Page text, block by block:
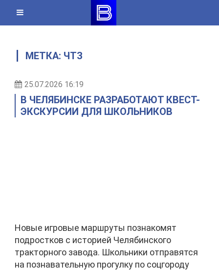
content
МЕТКА: ЧТЗ
25.07.2026 16:19
В ЧЕЛЯБИНСКЕ РАЗРАБОТАЮТ КВЕСТ-
ЭКСКУРСИИ ДЛЯ ШКОЛЬНИКОВ
Новые игровые маршруты познакомят
подростков с историей Челябинского
тракторного завода. Школьники отправятся
на познавательную прогулку по соцгороду